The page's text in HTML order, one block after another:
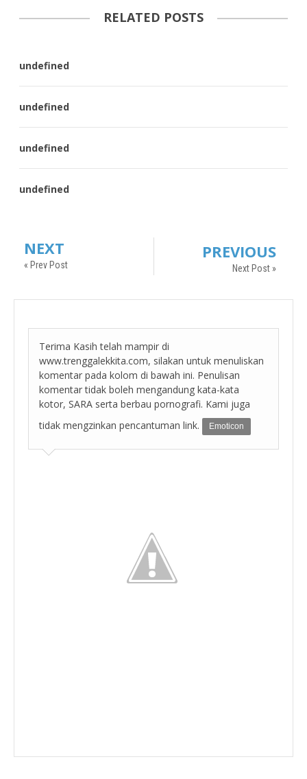
RELATED POSTS
undefined
undefined
undefined
undefined
NEXT
« Prev Post
PREVIOUS
Next Post »
Terima Kasih telah mampir di
www.trenggalekkita.com, silakan untuk menuliskan
komentar pada kolom di bawah ini. Penulisan
komentar tidak boleh mengandung kata-kata
kotor, SARA serta berbau pornografi. Kami juga
tidak mengzinkan pencantuman link.
Emoticon